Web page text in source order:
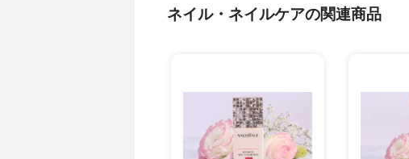
ネイル・ネイルケアの関連商品